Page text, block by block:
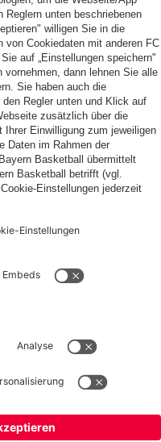
Hinweisgebersystem
Einstellungen